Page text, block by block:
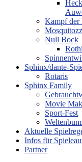
Kampf der
Null Bock
Sphinx/dante-
Rotaris
Sphinx Family
Movie
Sport-Fest
Aktuelle
Infos für
Partner